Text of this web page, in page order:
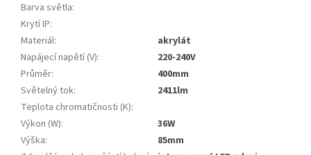
Barva světla:
Krytí IP:
Materiál:
akrylát
Napájecí napětí (V):
220-240V
Průměr:
400mm
Světelný tok:
2411lm
Teplota chromatičnosti (K):
Výkon (W):
36W
Výška:
85mm